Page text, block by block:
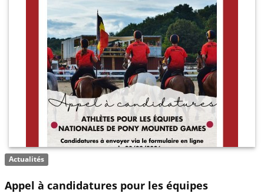
Actualités
Appel à candidatures pour les équipes